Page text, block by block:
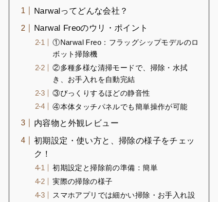
Narwalってどんな会社？
Narwal Freoのウリ・ポイント
①Narwal Freo：フラッグシップモデルのロ
ボット掃除機
②多種多様な清掃モードで、掃除・水拭
き、お手入れを自動完結
③びっくりするほどの静音性
④本体タッチパネルでも簡単操作が可能
内容物と外観レビュー
初期設定・使い方と、掃除の様子をチェッ
ク！
初期設定と掃除前の準備：簡単
実際の掃除の様子
スマホアプリでは細かい掃除・お手入れ設